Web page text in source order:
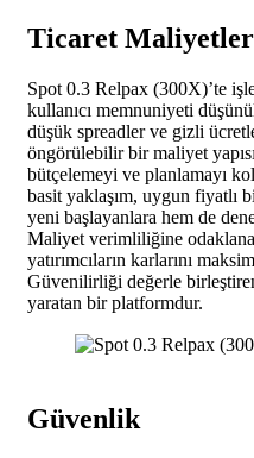
Ticaret
Spot 0.3 Relpax (300X)’te
kullanıcı memnuniyeti
düşük spreadler ve gizli
öngörülebilir bir maliyet
bütçelemeyi ve planlamayı
basit yaklaşım, uygun fiyatlı
yeni başlayanlara hem de
Maliyet verimliliğine
yatırımcıların karlarını
Güvenilirliği değerle
yaratan bir platformdur.
Güvenlik